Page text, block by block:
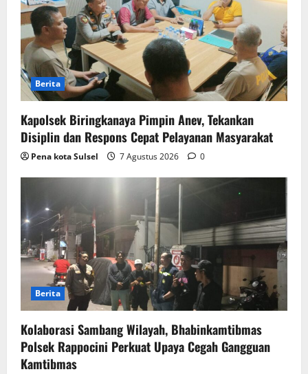
Berita
Kapolsek Biringkanaya Pimpin Anev, Tekankan
Disiplin dan Respons Cepat Pelayanan Masyarakat
Pena kota Sulsel 7 Agustus 2026 0
Berita
Kolaborasi Sambang Wilayah, Bhabinkamtibmas
Polsek Rappocini Perkuat Upaya Cegah Gangguan
Kamtibmas